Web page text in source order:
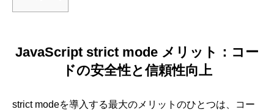
JavaScript strict mode メリット：コー
ドの安全性と信頼性向上
strict modeを導入する最大のメリットのひとつは、コー